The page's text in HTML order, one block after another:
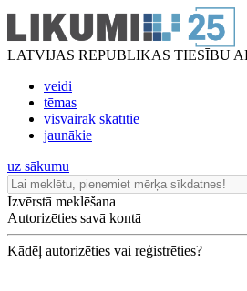
LATVIJAS REPUBLIKAS TIESĪBU
veidi
tēmas
visvairāk skatītie
jaunākie
uz sākumu
Izvērstā meklēšana
Autorizēties savā kontā
Kādēļ autorizēties vai reģistrēties?